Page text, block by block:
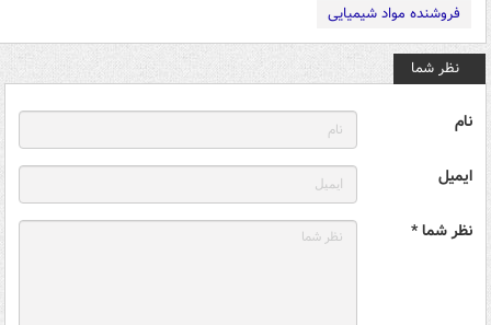
فروشنده مواد شیمیایی
نظر شما
نام
ایمیل
نظر شما *